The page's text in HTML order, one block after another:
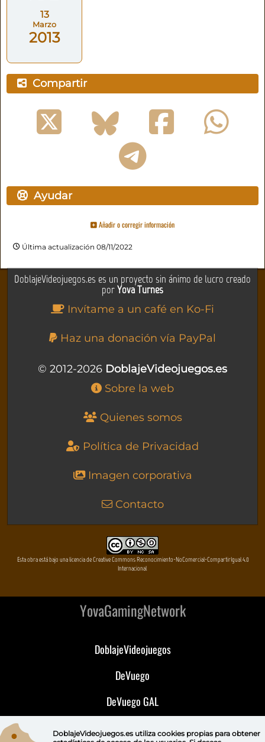
13
Marzo
2013
Compartir
Ayudar
Añadir o corregir información
Última actualización 08/11/2022
DoblajeVideojuegos.es es un proyecto sin ánimo de lucro creado
porYova Turnes
Invítame a un café en Ko-Fi
Haz una donación vía PayPal
© 2012-2026 DoblajeVideojuegos.es
Sobre la web
Quienes somos
Política de Privacidad
Imagen corporativa
Contacto
Esta obra está bajo una licencia de Creative Commons Reconocimiento-NoComercial-CompartirIgual 4.0
Internacional
YovaGamingNetwork
DoblajeVideojuegos
DeVuego
DeVuego GAL
DeVuego LATAM
DoblajeVideojuegos.es utiliza cookies propiaspara obtener